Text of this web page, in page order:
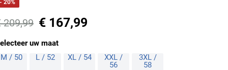
- 20%
209,99 € 167,99
uw maat
M / 50
L / 52 XL / 54
XXL /
56
3XL /
58